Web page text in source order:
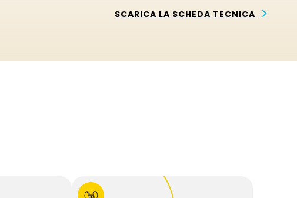
SCARICA LA SCHEDA TECNICA